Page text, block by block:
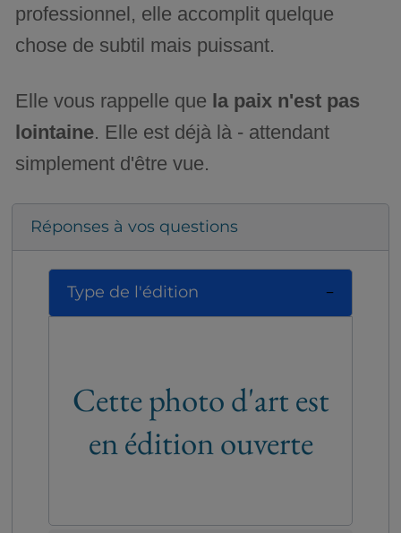
professionnel, elle accomplit quelque
chose de subtil mais puissant.
Elle vous rappelle que la paix n'est pas
lointaine. Elle est déjà là - attendant
simplement d'être vue.
Réponses à vos questions
Type de l'édition
Cette photo d'art est
en édition ouverte